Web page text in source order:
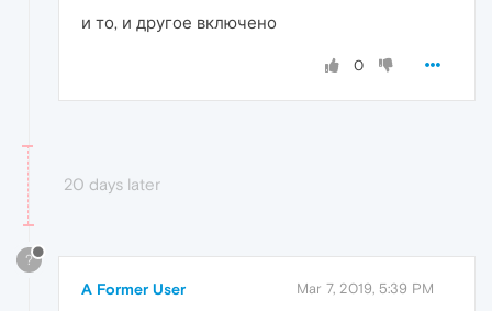
и то, и другое включено
0
20 days later
?
A Former User Mar 7, 2019, 5:39 PM